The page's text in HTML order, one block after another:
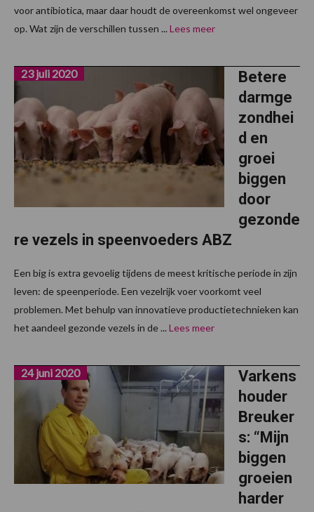
voor antibiotica, maar daar houdt de overeenkomst wel ongeveer
op. Wat zijn de verschillen tussen ... Lees meer
Betere
darmge
zondhei
d en
groei
biggen
door
gezonde
re vezels in speenvoeders ABZ
23 juli 2020
Een big is extra gevoelig tijdens de meest kritische periode in zijn
leven: de speenperiode. Een vezelrijk voer voorkomt veel
problemen. Met behulp van innovatieve productietechnieken kan
het aandeel gezonde vezels in de ... Lees meer
Varkens
houder
Breuker
s: “Mijn
biggen
groeien
harder
24 juni 2020